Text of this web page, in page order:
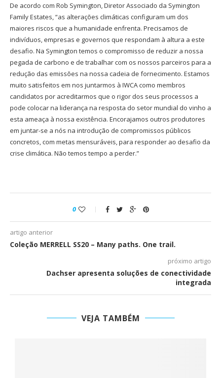
De acordo com Rob Symington, Diretor Associado da Symington
Family Estates, “as alterações climáticas configuram um dos
maiores riscos que a humanidade enfrenta. Precisamos de
indivíduos, empresas e governos que respondam à altura a este
desafio. Na Symington temos o compromisso de reduzir a nossa
pegada de carbono e de trabalhar com os nossos parceiros para a
redução das emissões na nossa cadeia de fornecimento. Estamos
muito satisfeitos em nos juntarmos à IWCA como membros
candidatos por acreditarmos que o rigor dos seus processos a
pode colocar na liderança na resposta do setor mundial do vinho a
esta ameaça à nossa existência. Encorajamos outros produtores
em juntar-se a nós na introdução de compromissos públicos
concretos, com metas mensuráveis, para responder ao desafio da
crise climática. Não temos tempo a perder.”
0
artigo anterior
Coleção MERRELL SS20 – Many paths. One trail.
próximo artigo
Dachser apresenta soluções de conectividade
integrada
VEJA TAMBÉM